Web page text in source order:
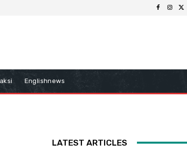
Englishnews
LATEST ARTICLES